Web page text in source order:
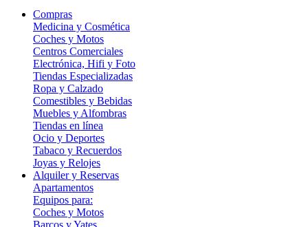
Compras
Medicina y Cosmética
Coches y Motos
Centros Comerciales
Electrónica, Hifi y Foto
Tiendas Especializadas
Ropa y Calzado
Comestibles y Bebidas
Muebles y Alfombras
Tiendas en línea
Ocio y Deportes
Tabaco y Recuerdos
Joyas y Relojes
Alquiler y Reservas
Apartamentos
Equipos para:
Coches y Motos
Barcos y Yates